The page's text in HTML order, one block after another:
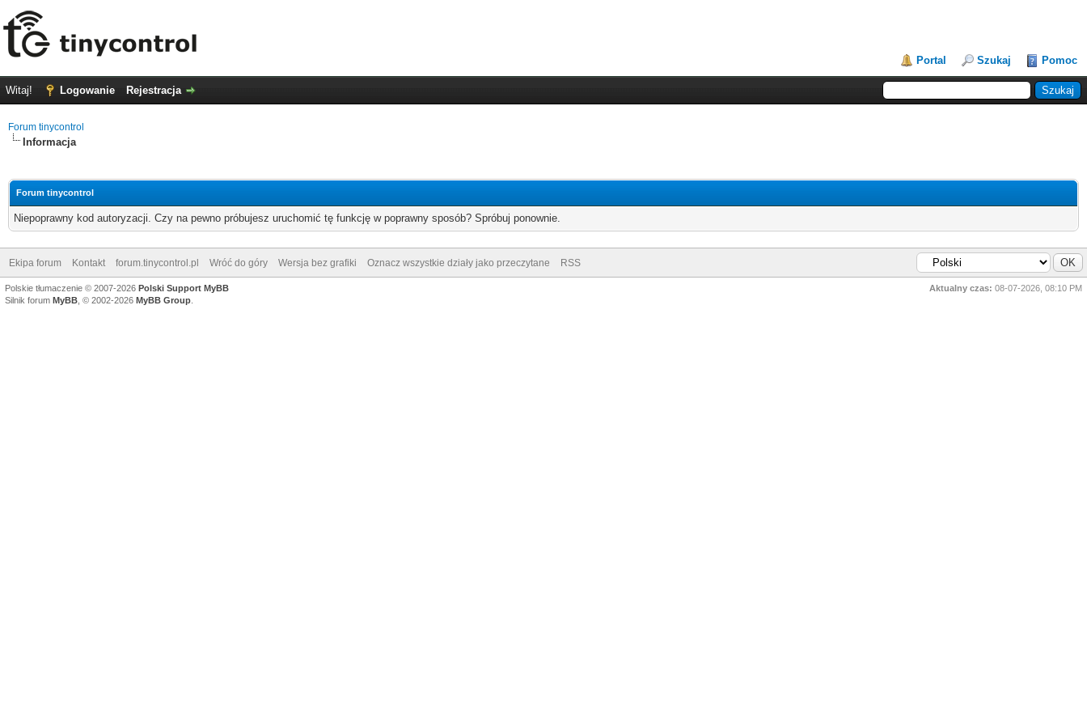
Portal Szukaj Pomoc
Witaj! Logowanie Rejestracja
Forum tinycontrol
Informacja
Forum tinycontrol
Niepoprawny kod autoryzacji. Czy na pewno próbujesz uruchomić tę funkcję w poprawny sposób? Spróbuj ponownie.
Ekipa forum Kontakt forum.tinycontrol.pl Wróć do góry Wersja bez grafiki Oznacz wszystkie działy jako przeczytane RSS
Aktualny czas: 08-07-2026, 08:10 PM
Polskie tłumaczenie © 2007-2026 Polski Support MyBB
Silnik forum MyBB , © 2002-2026 MyBB Group